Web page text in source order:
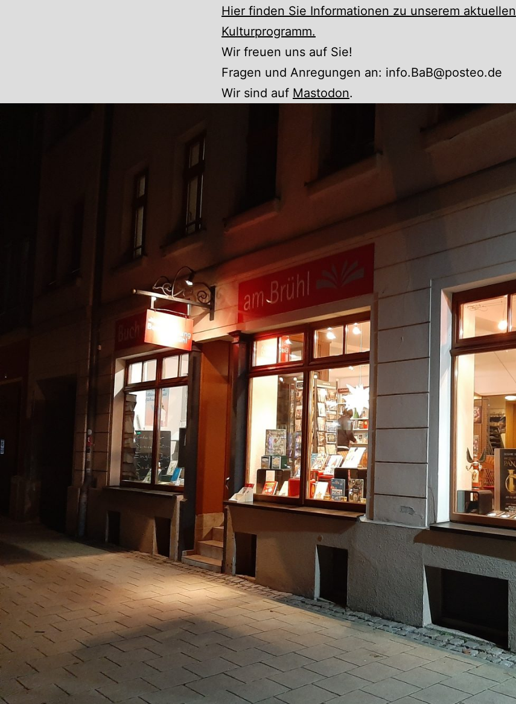
Hier finden Sie Informationen zu unserem aktuellen
Kulturprogramm.
Wir freuen uns auf Sie!
Fragen und Anregungen an: info.BaB@posteo.de
Wir sind auf Mastodon.